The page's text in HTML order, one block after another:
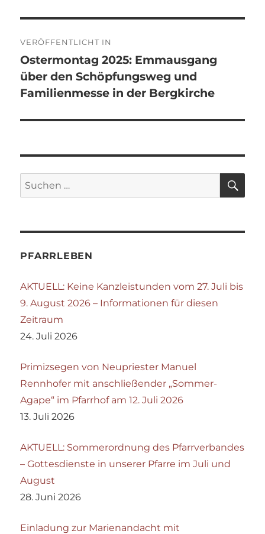
VERÖFFENTLICHT IN
Ostermontag 2025: Emmausgang
über den Schöpfungsweg und
Familienmesse in der Bergkirche
Suchen
nach:
PFARRLEBEN
AKTUELL: Keine Kanzleistunden vom 27. Juli bis
9. August 2026 – Informationen für diesen
Zeitraum
24. Juli 2026
Primizsegen von Neupriester Manuel
Rennhofer mit anschließender „Sommer-
Agape“ im Pfarrhof am 12. Juli 2026
13. Juli 2026
AKTUELL: Sommerordnung des Pfarrverbandes
– Gottesdienste in unserer Pfarre im Juli und
August
28. Juni 2026
Einladung zur Marienandacht mit